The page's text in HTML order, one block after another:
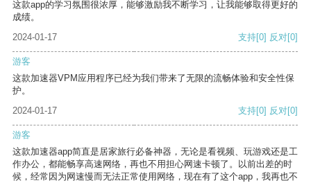
这款app的学习氛围很浓厚，能够激励我不断学习，让我能够取得更好的
成绩。
2024-01-17
支持[0] 反对[0]
游客
这款加速器VPM应用程序已经为我们带来了无限的流畅体验和安全性保
护。
2024-01-17
支持[0] 反对[0]
游客
这款加速器app简直是居家旅行必备神器，无论是看视频、玩游戏还是工
作办公，都能畅享高速网络，再也不用担心网速卡顿了。以前出差的时
候，经常因为网速慢而无法正常使用网络，现在有了这个app，我再也不